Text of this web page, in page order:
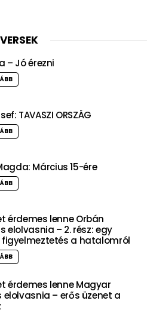
VERSEK
– Jó érezni
TAVASZI ORSZÁG
Március 15-ére
érdemes lenne Orbán
elolvasnia – 2. rész: egy
figyelmeztetés a hatalomról
érdemes lenne Magyar
elolvasnia – erős üzenet a